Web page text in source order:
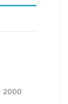
2000